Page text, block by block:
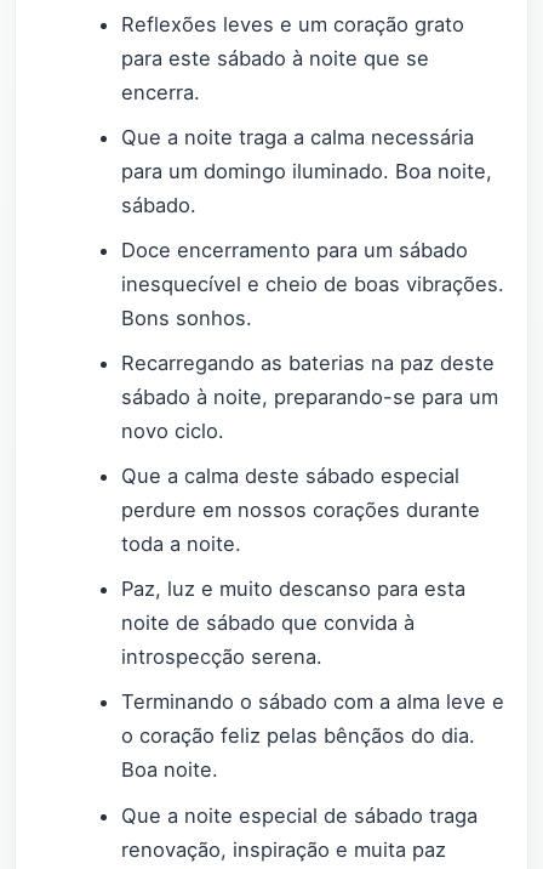
Reflexões leves e um coração grato
para este sábado à noite que se
encerra.
Que a noite traga a calma necessária
para um domingo iluminado. Boa noite,
sábado.
Doce encerramento para um sábado
inesquecível e cheio de boas vibrações.
Bons sonhos.
Recarregando as baterias na paz deste
sábado à noite, preparando-se para um
novo ciclo.
Que a calma deste sábado especial
perdure em nossos corações durante
toda a noite.
Paz, luz e muito descanso para esta
noite de sábado que convida à
introspecção serena.
Terminando o sábado com a alma leve e
o coração feliz pelas bênçãos do dia.
Boa noite.
Que a noite especial de sábado traga
renovação, inspiração e muita paz